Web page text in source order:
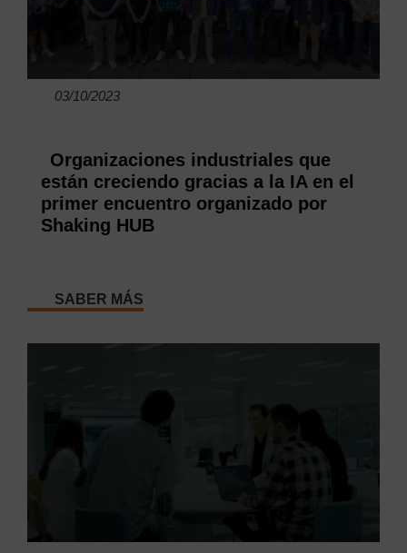
03/10/2023
Organizaciones industriales que
están creciendo gracias a la IA en el
primer encuentro organizado por
Shaking HUB
SABER MÁS